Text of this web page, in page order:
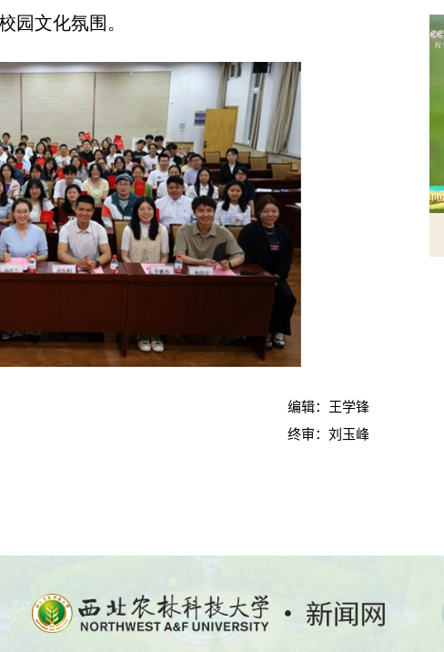
园文化氛围。
编辑：王学锋
终审：刘玉峰